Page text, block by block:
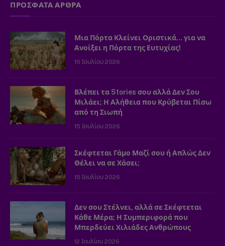
ΠΡΟΣΦΑΤΑ ΑΡΘΡΑ
Μια Πόρτα Κλείνει Οριστικά… για να
Ανοίξει η Πόρτα της Ευτυχίας!
15 Ιουλίου 2026
Βλέπει τα Stories σου αλλά Δεν Σου
Μιλάει; Η Αλήθεια που Κρύβεται Πίσω
από τη Σιωπή
15 Ιουλίου 2026
Σκέφτεται Γάμο Μαζί σου ή Απλώς Δεν
Θέλει να σε Χάσει;
15 Ιουλίου 2026
Δεν σου Στέλνει, αλλά σε Σκέφτεται
Κάθε Μέρα; Η Συμπεριφορά που
Μπερδεύει Χιλιάδες Ανθρώπους
12 Ιουλίου 2026